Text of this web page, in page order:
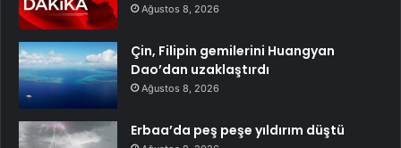
Ağustos 8, 2026
Çin, Filipin gemilerini Huangyan
Dao’dan uzaklaştırdı
Ağustos 8, 2026
Erbaa’da peş peşe yıldırım düştü